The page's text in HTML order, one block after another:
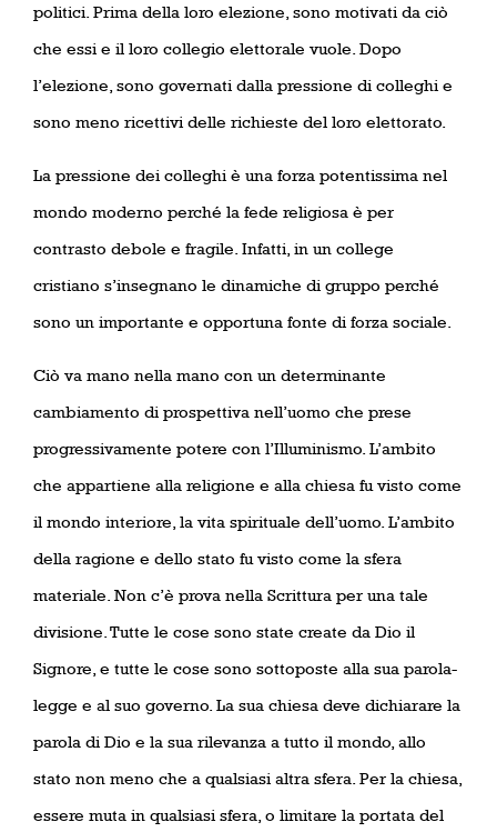
politici. Prima della loro elezione, sono motivati da ciò
che essi e il loro collegio elettorale vuole. Dopo
l’elezione, sono governati dalla pressione di colleghi e
sono meno ricettivi delle richieste del loro elettorato.
La pressione dei colleghi è una forza potentissima nel
mondo moderno perché la fede religiosa è per
contrasto debole e fragile. Infatti, in un college
cristiano s’insegnano le dinamiche di gruppo perché
sono un importante e opportuna fonte di forza sociale.
Ciò va mano nella mano con un determinante
cambiamento di prospettiva nell’uomo che prese
progressivamente potere con l’Illuminismo. L’ambito
che appartiene alla religione e alla chiesa fu visto come
il mondo interiore, la vita spirituale dell’uomo. L’ambito
della ragione e dello stato fu visto come la sfera
materiale. Non c’è prova nella Scrittura per una tale
divisione. Tutte le cose sono state create da Dio il
Signore, e tutte le cose sono sottoposte alla sua parola-
legge e al suo governo. La sua chiesa deve dichiarare la
parola di Dio e la sua rilevanza a tutto il mondo, allo
stato non meno che a qualsiasi altra sfera. Per la chiesa,
essere muta in qualsiasi sfera, o limitare la portata del